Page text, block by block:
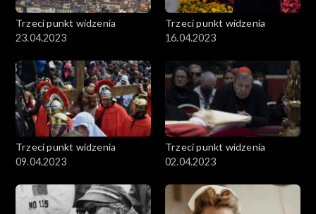
Trzeci punkt widzenia
23.04.2023
Trzeci punkt widzenia
16.04.2023
Trzeci punkt widzenia
09.04.2023
Trzeci punkt widzenia
02.04.2023